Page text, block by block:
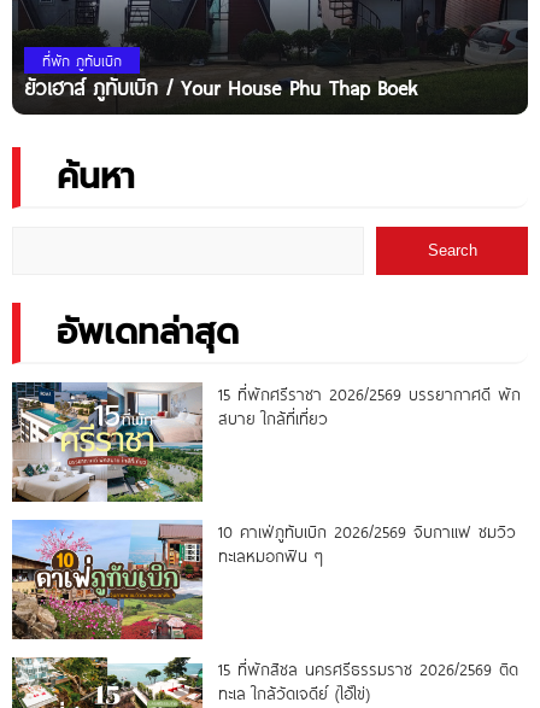
ที่พัก ภูทับเบิก
ยัวเฮาส์ ภูทับเบิก / Your House Phu Thap Boek
ค้นหา
Search
อัพเดทล่าสุด
15 ที่พักศรีราชา 2026/2569 บรรยากาศดี พัก
สบาย ใกล้ที่เที่ยว
10 คาเฟ่ภูทับเบิก 2026/2569 จิบกาแฟ ชมวิว
ทะเลหมอกฟิน ๆ
15 ที่พักสิชล นครศรีธรรมราช 2026/2569 ติด
ทะเล ใกล้วัดเจดีย์ (ไอ้ไข่)